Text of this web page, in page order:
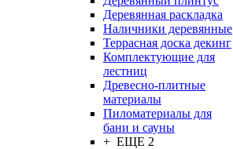
Деревянная раскладка
Наличники деревянные
Террасная доска декинг
Комплектующие для
лестниц
Древесно-плитные
материалы
Пиломатериалы для
бани и сауны
+ ЕЩЕ 2